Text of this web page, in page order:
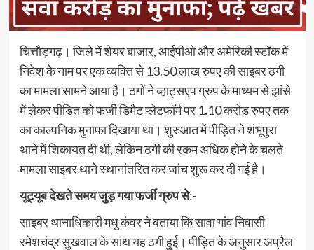
चित्तौड़गढ़। जिले में शेयर बाजार, आईपीओ और अमेरिकी स्टॉक में
निवेश के नाम पर एक व्यक्ति से 13.50 लाख रुपए की साइबर ठगी
का मामला सामने आया है। ठगों ने व्हाट्सएप ग्रुप के माध्यम से झांसे
में लेकर पीड़ित को फर्जी डिमैट प्लेटफॉर्म पर 1.10 करोड़ रुपए तक
का काल्पनिक मुनाफा दिखाया था। शुरुआत में पीड़ित ने शंभूपुरा
थाने में शिकायत दी थी, लेकिन ठगी की रकम अधिक होने के चलते
मामला साइबर थाने स्थानांतरित कर जांच शुरू कर दी गई है।
यूट्यूब देखते समय जुड़ गया फर्जी ग्रुप से:-
साइबर थानाधिकारी मधु कंवर ने बताया कि सावा गांव निवासी
रमेशचंद्र सुखवाल के साथ यह ठगी हुई। पीड़ित के अनुसार अप्रैल